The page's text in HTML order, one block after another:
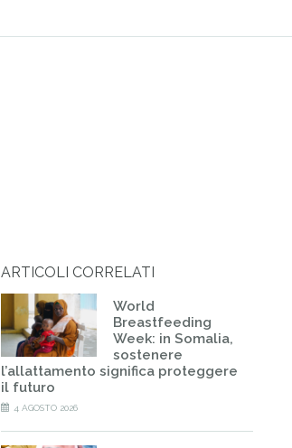
ARTICOLI CORRELATI
World
Breastfeeding
Week: in Somalia,
sostenere
l’allattamento significa proteggere
il futuro
4 AGOSTO 2026